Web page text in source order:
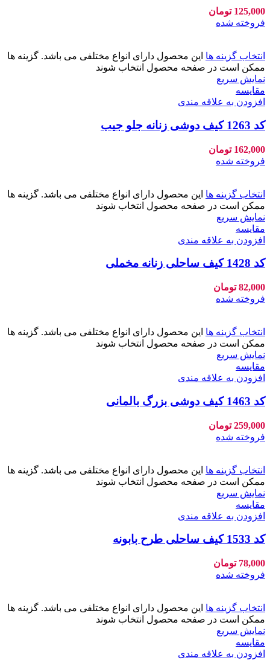
125,000 تومان
فروخته شده
انتخاب گزینه ها این محصول دارای انواع مختلفی می باشد. گزینه ها
ممکن است در صفحه محصول انتخاب شوند
نمایش سریع
مقايسه
افزودن به علاقه مندی
کد 1263 کیف دوشی زنانه جلو جیب
162,000 تومان
فروخته شده
انتخاب گزینه ها این محصول دارای انواع مختلفی می باشد. گزینه ها
ممکن است در صفحه محصول انتخاب شوند
نمایش سریع
مقايسه
افزودن به علاقه مندی
کد 1428 کیف ساحلی زنانه مخملی
82,000 تومان
فروخته شده
انتخاب گزینه ها این محصول دارای انواع مختلفی می باشد. گزینه ها
ممکن است در صفحه محصول انتخاب شوند
نمایش سریع
مقايسه
افزودن به علاقه مندی
کد 1463 کیف دوشی بزرگ بالمانی
259,000 تومان
فروخته شده
انتخاب گزینه ها این محصول دارای انواع مختلفی می باشد. گزینه ها
ممکن است در صفحه محصول انتخاب شوند
نمایش سریع
مقايسه
افزودن به علاقه مندی
کد 1533 کیف ساحلی طرح بابونه
78,000 تومان
فروخته شده
انتخاب گزینه ها این محصول دارای انواع مختلفی می باشد. گزینه ها
ممکن است در صفحه محصول انتخاب شوند
نمایش سریع
مقايسه
افزودن به علاقه مندی